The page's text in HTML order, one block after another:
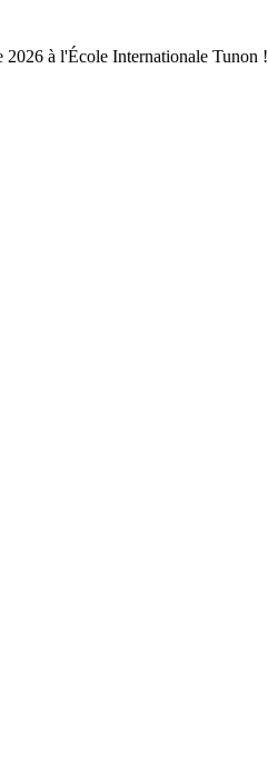
2026 à l'École Internationale Tunon !